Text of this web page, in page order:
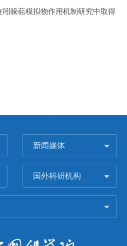
吲哚萜模拟物作用机制研究中取得
新闻媒体
国外科研机构